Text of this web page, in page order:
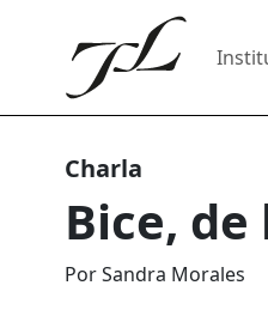
Charla
Bice,
Por Sandra Morales